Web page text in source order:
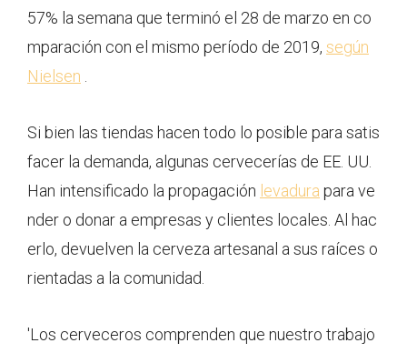
57% la semana que terminó el 28 de marzo en co
mparación con el mismo período de 2019, según
Nielsen .
Si bien las tiendas hacen todo lo posible para satis
facer la demanda, algunas cervecerías de EE. UU.
Han intensificado la propagación levadura para ve
nder o donar a empresas y clientes locales. Al hac
erlo, devuelven la cerveza artesanal a sus raíces o
rientadas a la comunidad.
'Los cerveceros comprenden que nuestro trabajo